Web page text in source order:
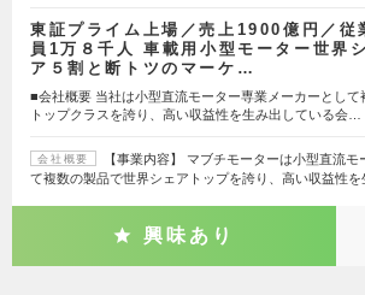
東証プライム上場／売上1900億円／従
員1万８千人 車載用小型モーター世界
ア５割と断トツのマーケ…
■会社概要 当社は小型直流モーター専業メーカーとして
トップクラスを誇り、高い収益性を生み出している会…
会社概要
【事業内容】 マブチモーターは小型直流
て複数の製品で世界シェアトップを誇り、高い収益性を
興味あり